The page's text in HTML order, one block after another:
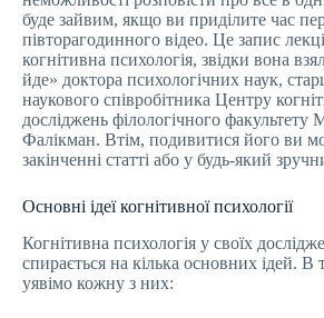
буде зайвим, якщо ви приділите час
півторагодинного відео. Це запис
когнітивна психологія, звідки вона
йде» доктора психологічних наук,
наукового співробітника Центру
досліджень філологічного
Фалікман. Втім, подивитися його ви
закінченні статті або у будь-який
Основні ідеї когнітивної психології
Когнітивна психологія у своїх
спирається на кілька основних ідей. В
уявімо кожну з них: